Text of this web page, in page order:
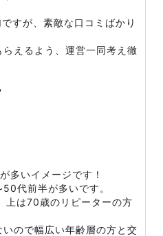
すが、素敵な口コミばかり
えるよう、運営一同考え徹
多いイメージです！
代前半が多いです。
上は70歳のリピーターの方
ので幅広い年齢層の方と交